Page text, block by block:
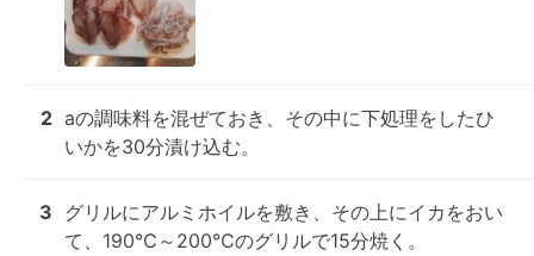
2 aの調味料を混ぜておき、その中に下処理をしたひ
いかを30分漬け込む。
3 グリルにアルミホイルを敷き、その上にイカをおい
て、190℃～200℃のグリルで15分焼く。